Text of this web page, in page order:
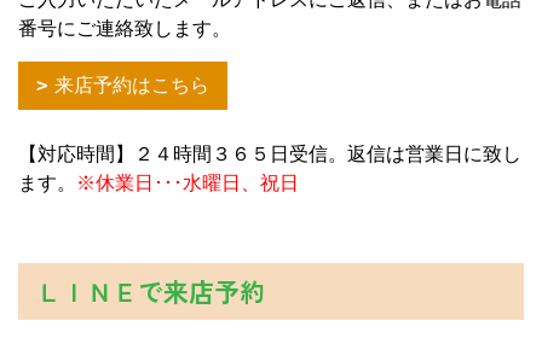
番号にご連絡致します。
来店予約はこちら
【対応時間】２４時間３６５日受信。返信は営業日に致し
ます。
※休業日･･･水曜日、祝日
ＬＩＮＥで来店予約